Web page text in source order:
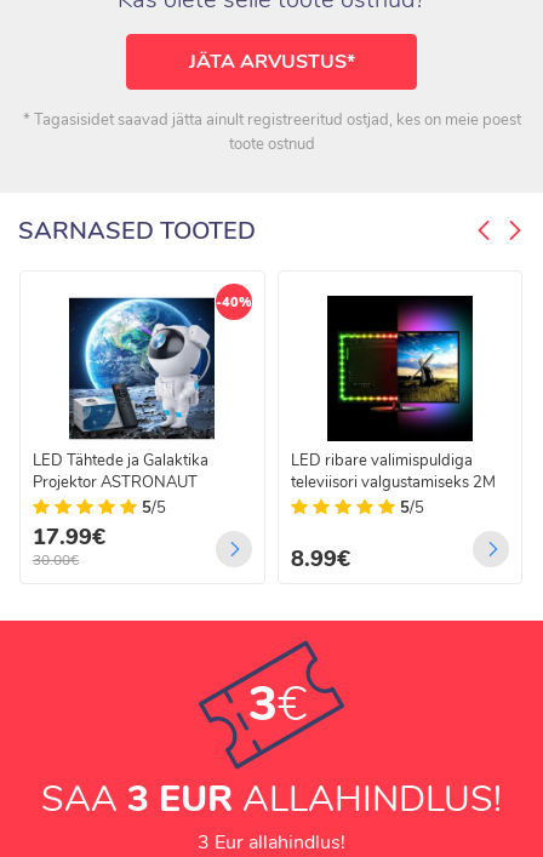
JÄTA ARVUSTUS*
* Tagasisidet saavad jätta ainult registreeritud ostjad, kes on meie poest
toote ostnud
SARNASED TOOTED
-40%
LED Tähtede ja Galaktika
Projektor ASTRONAUT
5/5
17.99€
30.00€
LED ribare valimispuldiga
televiisori valgustamiseks 2M
5/5
8.99€
3€
SAA 3 EUR ALLAHINDLUS!
3 Eur allahindlus!